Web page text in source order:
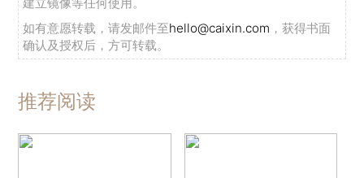
如有意愿转载，请发邮件至hello@caixin.com ，获得书面
确认及授权后，方可转载。
推荐阅读